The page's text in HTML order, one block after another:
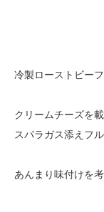
冷製ローストビー
クリームチーズを
スパラガス添えフ
あんまり味付けを